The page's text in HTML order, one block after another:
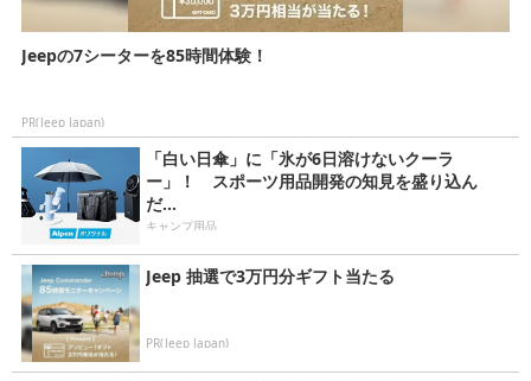
Jeepの7シーターを85時間体験！
PR(Jeep Japan)
「白い日傘」に「氷が6日溶けないクーラ
ー」！ スポーツ用品開発の知見を盛り込ん
だ...
キャンプ用品
Jeep 抽選で3万円分ギフト当たる
PR(Jeep Japan)